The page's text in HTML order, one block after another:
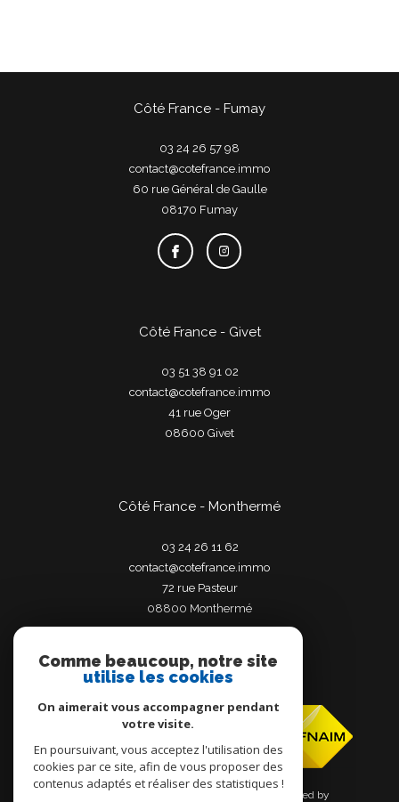
Côté France - Fumay
03 24 26 57 98
contact@cotefrance.immo
60 rue Général de Gaulle
08170
fumay
Côté France - Givet
03 51 38 91 02
contact@cotefrance.immo
41 rue Oger
08600
givet
Côté France - Monthermé
03 24 26 11 62
contact@cotefrance.immo
72 rue Pasteur
08800
monthermé
Adhérents
© 2026 | Tous droits réservés | Traduction powered by
Comme beaucoup, notre site
utilise les cookies
On aimerait vous accompagner pendant
votre visite.
En poursuivant, vous acceptez l'utilisation des
cookies par ce site, afin de vous proposer des
contenus adaptés et réaliser des statistiques !